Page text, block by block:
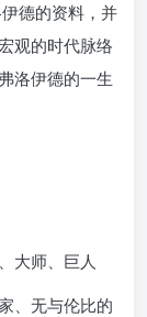
德的资料，并
观的时代脉络
洛伊德的一生
大师、巨人
、无与伦比的